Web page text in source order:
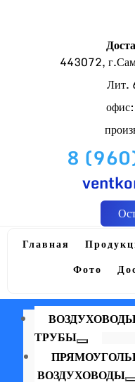
443072,
Лит.
8
Главная
Фото
ТРУБЫ
ВОЗДУХОВОДЫ